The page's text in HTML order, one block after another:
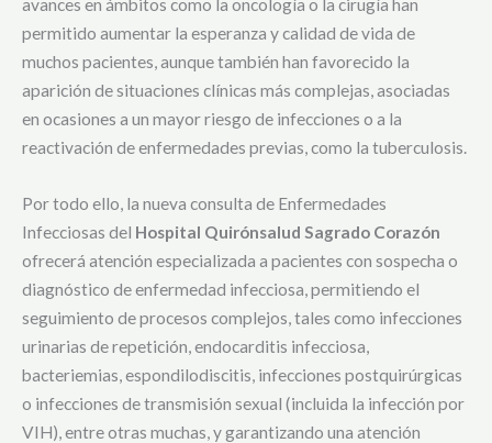
avances en ámbitos como la oncología o la cirugía han
permitido aumentar la esperanza y calidad de vida de
muchos pacientes, aunque también han favorecido la
aparición de situaciones clínicas más complejas, asociadas
en ocasiones a un mayor riesgo de infecciones o a la
reactivación de enfermedades previas, como la tuberculosis.
Por todo ello, la nueva consulta de Enfermedades
Infecciosas del Hospital Quirónsalud Sagrado Corazón
ofrecerá atención especializada a pacientes con sospecha o
diagnóstico de enfermedad infecciosa, permitiendo el
seguimiento de procesos complejos, tales como infecciones
urinarias de repetición, endocarditis infecciosa,
bacteriemias, espondilodiscitis, infecciones postquirúrgicas
o infecciones de transmisión sexual (incluida la infección por
VIH), entre otras muchas, y garantizando una atención